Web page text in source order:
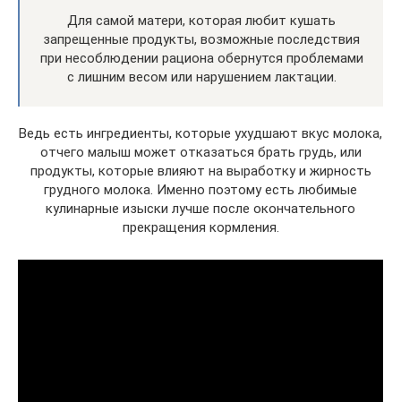
Для самой матери, которая любит кушать
запрещенные продукты, возможные последствия
при несоблюдении рациона обернутся проблемами
с лишним весом или нарушением лактации.
Ведь есть ингредиенты, которые ухудшают вкус молока,
отчего малыш может отказаться брать грудь, или
продукты, которые влияют на выработку и жирность
грудного молока. Именно поэтому есть любимые
кулинарные изыски лучше после окончательного
прекращения кормления.